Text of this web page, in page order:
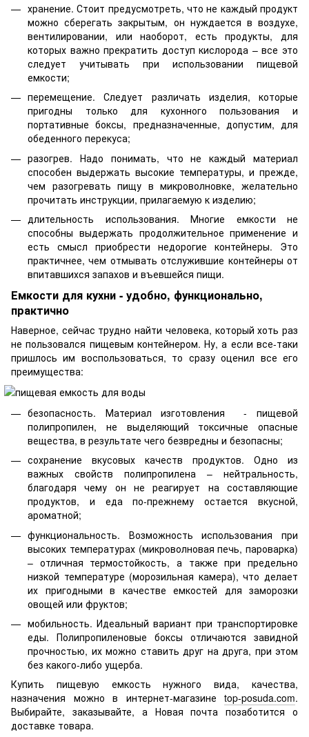
хранение. Стоит предусмотреть, что не каждый продукт
можно сберегать закрытым, он нуждается в воздухе,
вентилировании, или наоборот, есть продукты, для
которых важно прекратить доступ кислорода – все это
следует учитывать при использовании пищевой
емкости;
перемещение. Следует различать изделия, которые
пригодны только для кухонного пользования и
портативные боксы, предназначенные, допустим, для
обеденного перекуса;
разогрев. Надо понимать, что не каждый материал
способен выдержать высокие температуры, и прежде,
чем разогревать пищу в микроволновке, желательно
прочитать инструкции, прилагаемую к изделию;
длительность использования. Многие емкости не
способны выдержать продолжительное применение и
есть смысл приобрести недорогие контейнеры. Это
практичнее, чем отмывать отслужившие контейнеры от
впитавшихся запахов и въевшейся пищи.
Емкости для кухни - удобно, функционально,
практично
Наверное, сейчас трудно найти человека, который хоть раз
не пользовался пищевым контейнером. Ну, а если все-таки
пришлось им воспользоваться, то сразу оценил все его
преимущества:
безопасность. Материал изготовления - пищевой
полипропилен, не выделяющий токсичные опасные
вещества, в результате чего безвредны и безопасны;
сохранение вкусовых качеств продуктов. Одно из
важных свойств полипропилена – нейтральность,
благодаря чему он не реагирует на составляющие
продуктов, и еда по-прежнему остается вкусной,
ароматной;
функциональность. Возможность использования при
высоких температурах (микроволновая печь, пароварка)
– отличная термостойкость, а также при предельно
низкой температуре (морозильная камера), что делает
их пригодными в качестве емкостей для заморозки
овощей или фруктов;
мобильность. Идеальный вариант при транспортировке
еды. Полипропиленовые боксы отличаются завидной
прочностью, их можно ставить друг на друга, при этом
без какого-либо ущерба.
Купить пищевую емкость нужного вида, качества,
назначения можно в интернет-магазине top-posuda.com.
Выбирайте, заказывайте, а Новая почта позаботится о
доставке товара.